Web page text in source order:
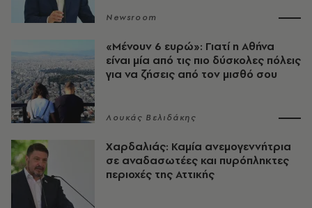
Newsroom
«Μένουν 6 ευρώ»: Γιατί η Αθήνα
είναι μία από τις πιο δύσκολες πόλεις
για να ζήσεις από τον μισθό σου
Λουκάς Βελιδάκης
Χαρδαλιάς: Καμία ανεμογεννήτρια
σε αναδασωτέες και πυρόπληκτες
περιοχές της Αττικής